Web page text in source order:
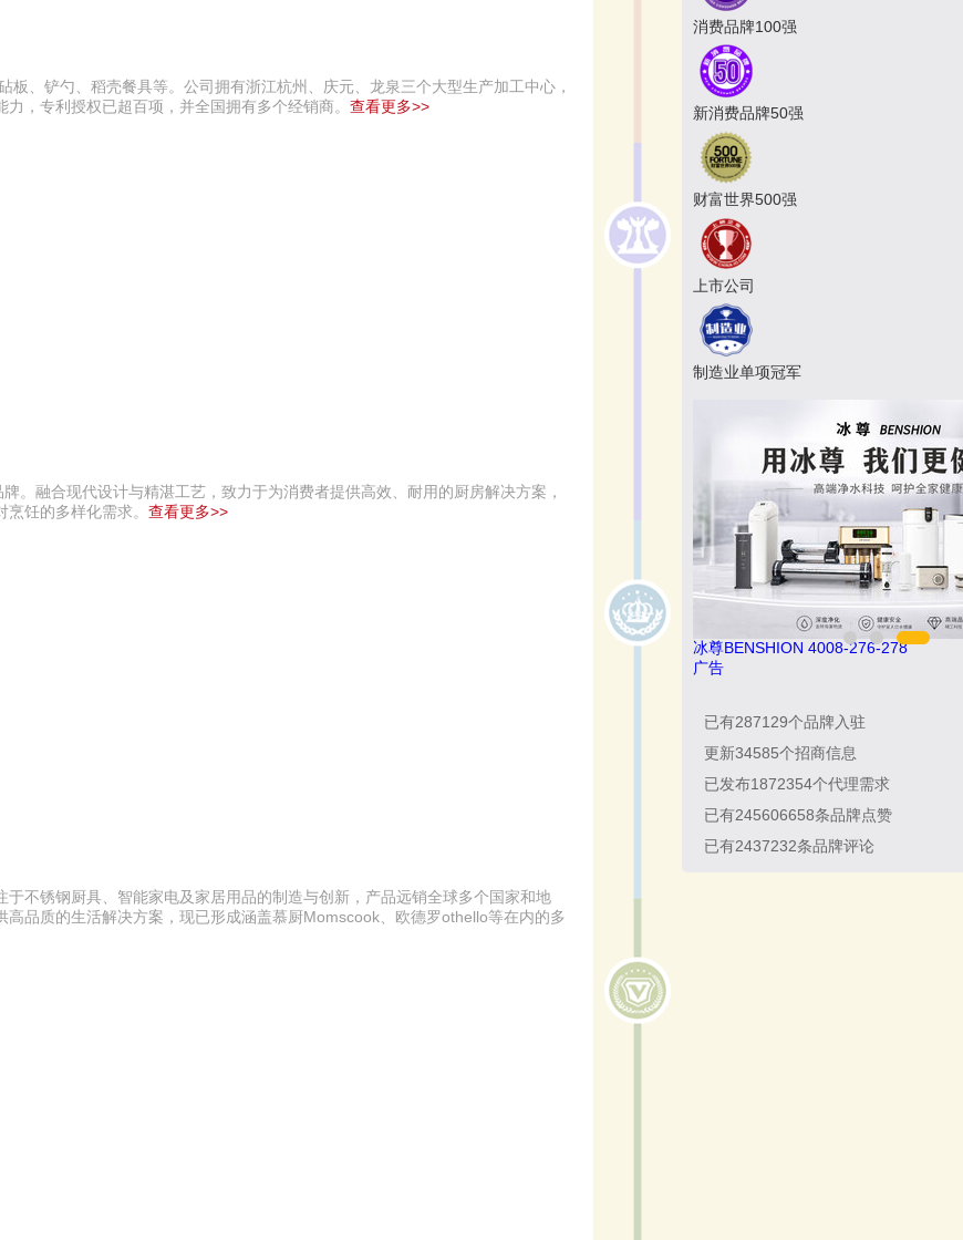
、铲勺、稻壳餐具等。公司拥有浙江杭州、庆元、龙泉三个大型生产加工中心，
，专利授权已超百项，并全国拥有多个经销商。 查看更多>>
。融合现代设计与精湛工艺，致力于为消费者提供高效、耐用的厨房解决方案，
饪的多样化需求。 查看更多>>
不锈钢厨具、智能家电及家居用品的制造与创新，产品远销全球多个国家和地
品质的生活解决方案，现已形成涵盖慕厨Momscook、欧德罗othello等在内的多
消费品牌100强
新消费品牌50强
财富世界500强
上市公司
制造业单项冠军
松乐SOLOR 400-111-7899
冰尊
广告
已有287129个品牌入驻
更新34585个招商信息
已发布1872354个代理需求
已有245606658条品牌点赞
已有2437232条品牌评论